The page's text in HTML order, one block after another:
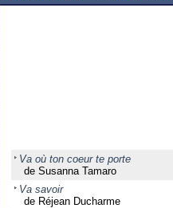
Va où ton coeur te porte
de Susanna Tamaro
Va savoir
de Réjean Ducharme